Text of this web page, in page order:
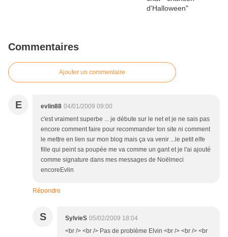
Commentaires
Ajouter un commentaire
E evlin88 04/01/2009 09:00
c'est vraiment superbe ... je débute sur le net et je ne sais pas
encore comment faire pour recommander ton site ni comment
le mettre en lien sur mon blog mais ça va venir ...le petit elfe
fille qui peint sa poupée me va comme un gant et je l'ai ajouté
comme signature dans mes messages de Noëlmeci
encoreEvlin
Répondre
S SylvieS 05/02/2009 18:04
<br /> <br /> Pas de problème Elvin <br /> <br /> <br